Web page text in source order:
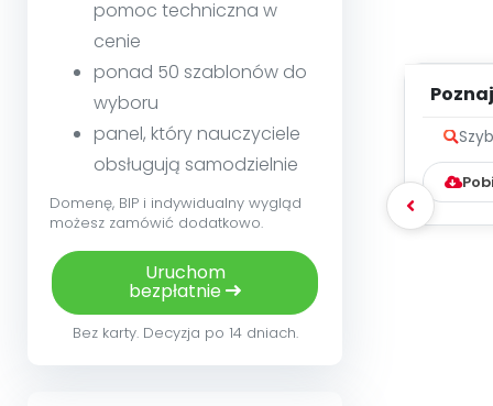
pomoc techniczna w
cenie
ponad 50 szablonów do
wyboru
panel, który nauczyciele
obsługują samodzielnie
Domenę, BIP i indywidualny wygląd
możesz zamówić dodatkowo.
Uruchom
bezpłatnie
Bez karty. Decyzja po 14 dniach.